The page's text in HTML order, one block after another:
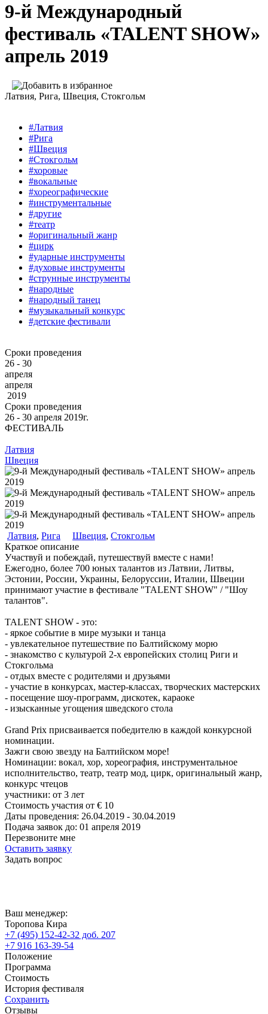
9-й Международный
фестиваль «TALENT SHOW»
апрель 2019
Латвия, Рига, Швеция, Стокгольм
#Латвия
#Рига
#Швеция
#Стокгольм
#хоровые
#вокальные
#хореографические
#инструментальные
#другие
#театр
#оригинальный жанр
#цирк
#ударные инструменты
#духовые инструменты
#струнные инструменты
#народные
#народный танец
#музыкальный конкурс
#детские фестивали
Сроки проведения
26 - 30
апреля
апреля
2019
Сроки проведения
26 ‐ 30 апреля 2019г.
ФЕСТИВАЛЬ
Латвия
Швеция
Латвия, Рига Швеция, Стокгольм
Краткое описание
Участвуй и побеждай, путешествуй вместе с нами!
Ежегодно, более 700 юных талантов из Латвии, Литвы,
Эстонии, России, Украины, Белоруссии, Италии, Швеции
принимают участие в фестивале "TALENT SHOW" / "Шоу
талантов".
TALENT SHOW - это:
- яркое событие в мире музыки и танца
- увлекательное путешествие по Балтийскому морю
- знакомство с культурой 2-х европейских столиц Риги и
Стокгольма
- отдых вместе с родителями и друзьями
- участие в конкурсах, мастер-классах, творческих мастерских
- посещение шоу-программ, дискотек, караоке
- изысканные угощения шведского стола
Grand Prix присваивается победителю в каждой конкурсной
номинации.
Зажги свою звезду на Балтийском море!
Номинации: вокал, хор, хореография, инструментальное
исполнительство, театр, театр мод, цирк, оригинальный жанр,
конкурс чтецов
участники: от 3 лет
Стоимость участия от € 10
Даты проведения: 26.04.2019 - 30.04.2019
Подача заявок до: 01 апреля 2019
Перезвоните мне
Оставить заявку
Задать вопрос
Ваш менеджер:
Торопова Кира
+7 (495) 152-42-32 доб. 207
+7 916 163-39-54
Положение
Программа
Стоимость
История фестиваля
Сохранить
Отзывы